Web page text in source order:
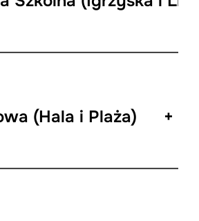
(Hala i Plaża) +